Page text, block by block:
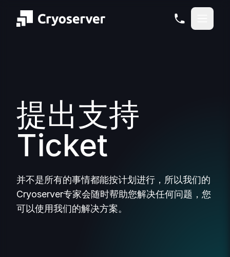
提出支持
Ticket
并不是所有的事情都能按计划进行，所以我们的
Cryoserver专家会随时帮助您解决任何问题，您
可以使用我们的解决方案。